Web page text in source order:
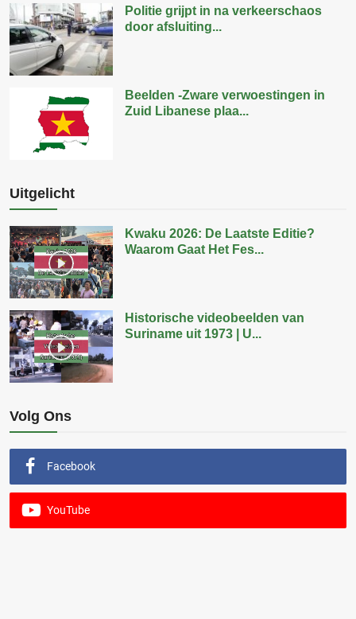
Politie grijpt in na verkeerschaos
door afsluiting...
Beelden -Zware verwoestingen in
Zuid Libanese plaa...
Uitgelicht
Kwaku 2026: De Laatste Editie?
Waarom Gaat Het Fes...
Historische videobeelden van
Suriname uit 1973 | U...
Volg Ons
Facebook
YouTube